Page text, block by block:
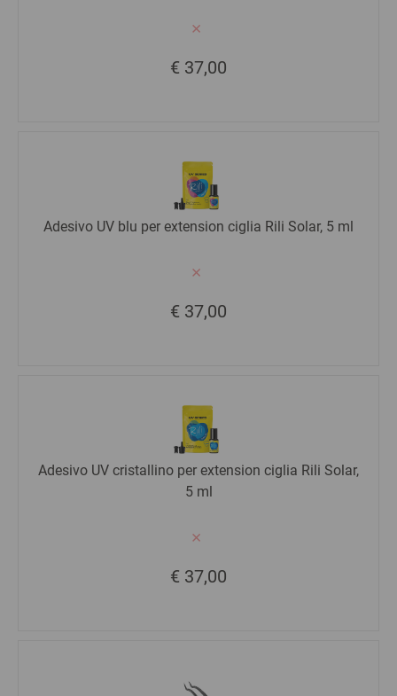
€ 37,00
Adesivo UV blu per extension ciglia Rili Solar, 5 ml
€ 37,00
Adesivo UV cristallino per extension ciglia Rili Solar,
5 ml
€ 37,00